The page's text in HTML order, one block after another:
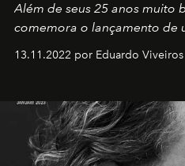
Além de seus 25 anos muito
comemora o lançamento de
13.11.2022 por Eduardo Viveiros